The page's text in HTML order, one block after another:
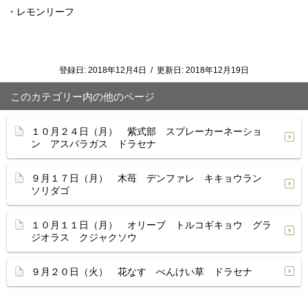
・レモンリーフ
登録日: 2018年12月4日 / 更新日: 2018年12月19日
このカテゴリー内の他のページ
１０月２４日（月） 紫式部 スプレーカーネーショ
ン アスパラガス ドラセナ
９月１７日（月） 木苺 デンファレ キキョウラン
ソリダゴ
１０月１１日（月） オリーブ トルコギキョウ グラ
ジオラス クジャクソウ
９月２０日（火） 花なす べんけい草 ドラセナ